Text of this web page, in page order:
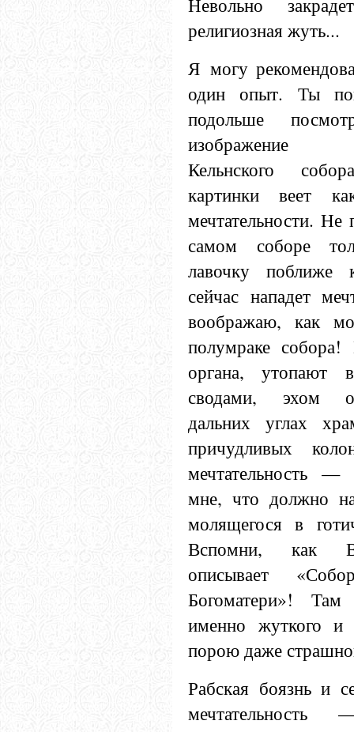
религиозная жуть...
Я могу
один опыт. Ты
подольше
изображение
Кельнского
картинки веет
мечтательности.
самом соборе
лавочку
сейчас нападет
воображаю, как
полумраке собора!
органа, утопают
сводами, эхом
дальних углах
причудливых
мечтательность —
мне, что должно
молящегося в
Вспомни, как
описывает
Богоматери»!
именно жуткого и
порою даже
Рабская боязнь и